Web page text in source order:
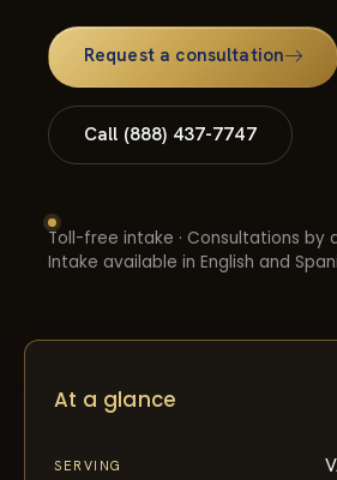
Request a consultation
Call (888) 437-7747
Toll-free intake · Consultations by
Intake available in English and
At a glance
SERVING